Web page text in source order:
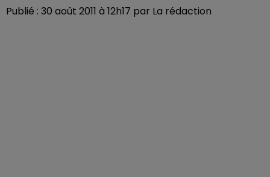
Publié : 30 août 2011 à 12h17 par La rédaction